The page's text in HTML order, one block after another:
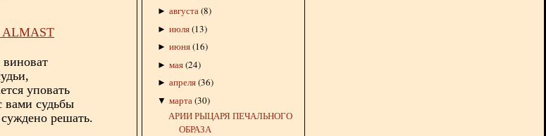
ALMAST
уповать
судьбы
решать.
► августа(8)
► июля(13)
► июня(16)
► мая(24)
► апреля(36)
▼ марта (30)
АРИИ РЫЦАРЯ ПЕЧАЛЬНОГО
ОБРАЗА